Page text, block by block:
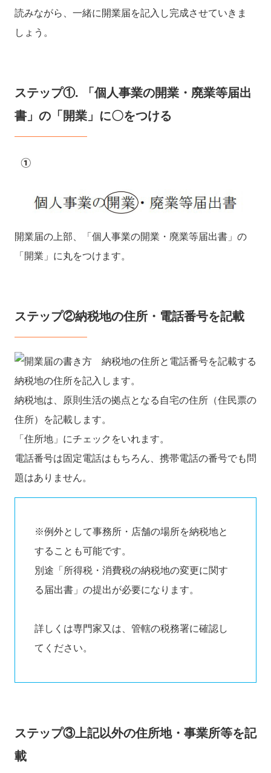
読みながら、一緒に開業届を記入し完成させていきま
しょう。
ステップ①. 「個人事業の開業・廃業等届出
書」の「開業」に〇をつける
開業届の上部、「個人事業の開業・廃業等届出書」の
「開業」に丸をつけます。
ステップ②納税地の住所・電話番号を記載
納税地の住所を記入します。
納税地は、原則生活の拠点となる自宅の住所（住民票の
住所）を記載します。
「住所地」にチェックをいれます。
電話番号は固定電話はもちろん、携帯電話の番号でも問
題はありません。
※例外として事務所・店舗の場所を納税地と
することも可能です。
別途「所得税・消費税の納税地の変更に関す
る届出書」の提出が必要になります。
詳しくは専門家又は、管轄の税務署に確認し
てください。
ステップ③上記以外の住所地・事業所等を記
載